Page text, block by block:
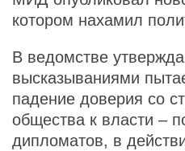
котором нахамил
В ведомстве
высказываниями
падение доверия со
общества к власти –
дипломатов, в